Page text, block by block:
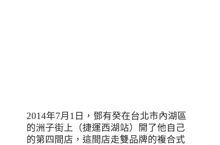
2014年7月 1 日，鄧有癸在台北市內湖區
的洲子街上（捷運西湖站）開了他自己
的第四間店，這間店走雙品牌的複合式